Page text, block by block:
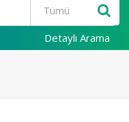
Detaylı Arama